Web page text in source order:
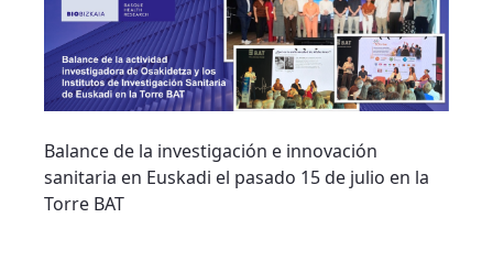
Balance de la investigación e innovación
sanitaria en Euskadi el pasado 15 de julio en la
Torre BAT